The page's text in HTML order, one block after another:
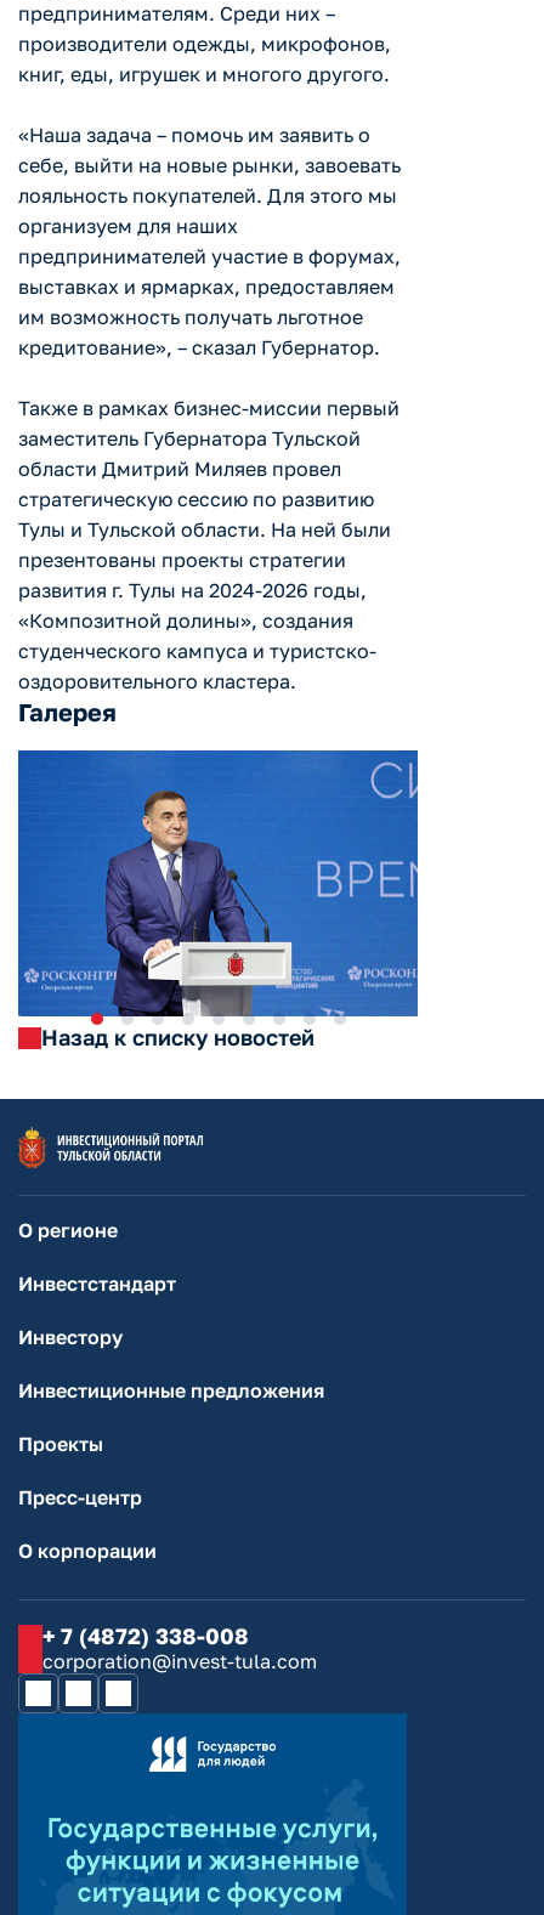
предпринимателям. Среди них –
производители одежды, микрофонов,
книг, еды, игрушек и многого другого.
«Наша задача – помочь им заявить о
себе, выйти на новые рынки, завоевать
лояльность покупателей. Для этого мы
организуем для наших
предпринимателей участие в форумах,
выставках и ярмарках, предоставляем
им возможность получать льготное
кредитование», – сказал Губернатор.
Также в рамках бизнес-миссии первый
заместитель Губернатора Тульской
области Дмитрий Миляев провел
стратегическую сессию по развитию
Тулы и Тульской области. На ней были
презентованы проекты стратегии
развития г. Тулы на 2024-2026 годы,
«Композитной долины», создания
студенческого кампуса и туристско-
оздоровительного кластера.
Галерея
Назад к списку новостей
О регионе
Инвестстандарт
Инвестору
Инвестиционные предложения
Проекты
Пресс-центр
О корпорации
+ 7 (4872) 338-008
corporation@invest-tula.com